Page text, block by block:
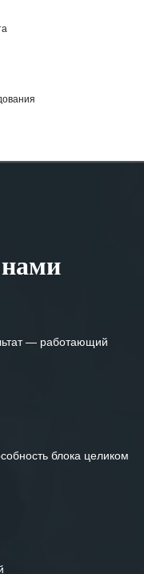
нами
— работающий
блока целиком